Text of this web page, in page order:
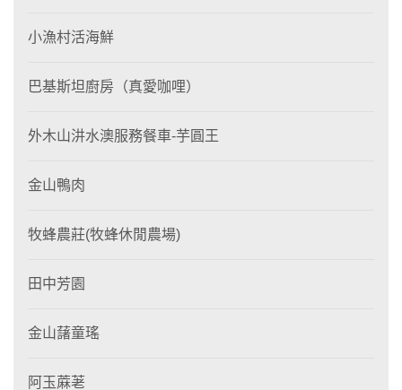
小漁村活海鮮
巴基斯坦廚房（真愛咖哩）
外木山汫水澳服務餐車-芋圓王
金山鴨肉
牧蜂農莊(牧蜂休閒農場)
田中芳園
金山藷童瑤
阿玉蔴荖